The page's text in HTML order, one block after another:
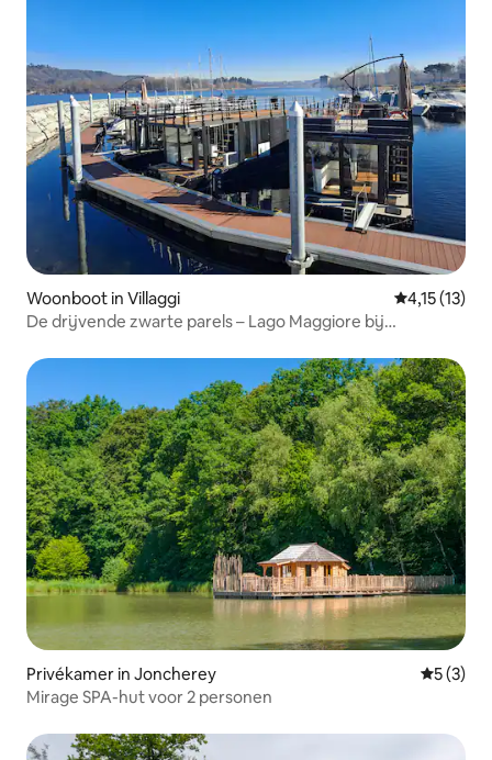
Woonboot in Villaggi Gemiddelde
4,15 (13)
De drijvende zwarte parels – Lago Maggiore bij
Privékamer in Joncherey
5 (3)
Mirage SPA-hut voor 2 personen